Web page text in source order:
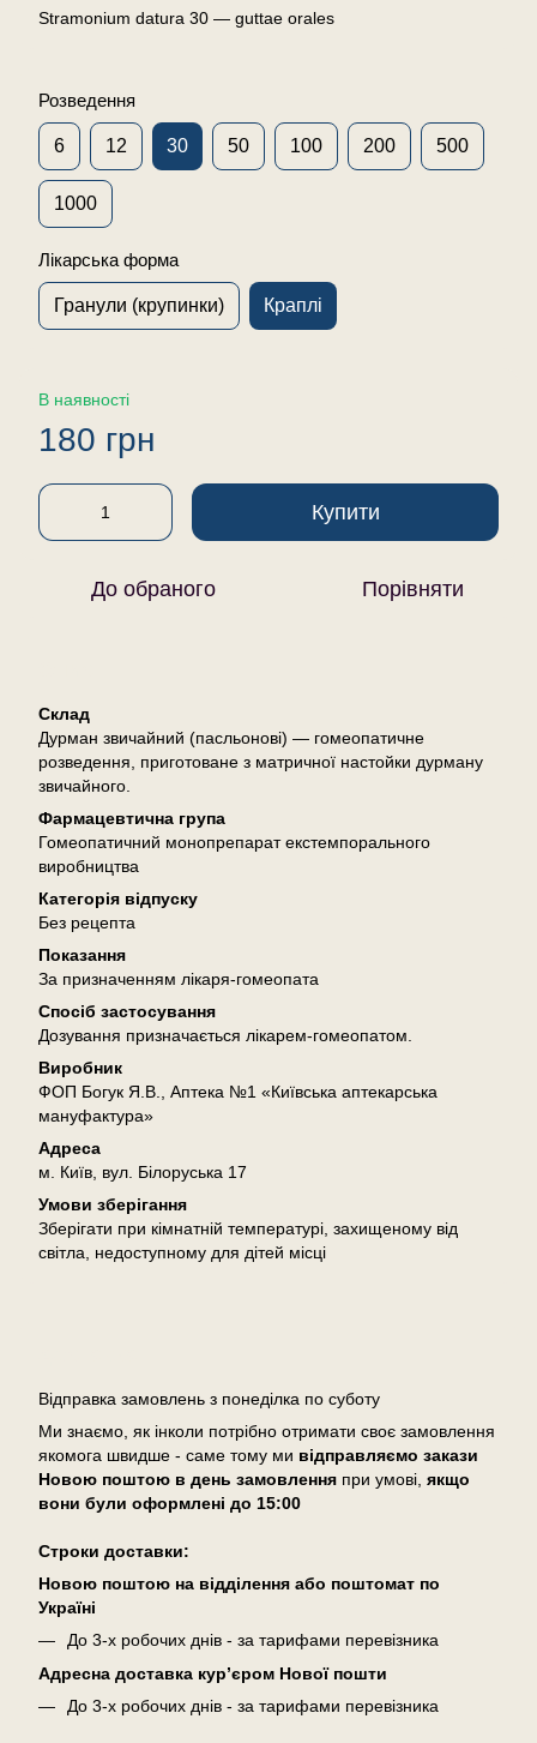
Stramonium datura 30 — guttae orales
Розведення
6 12 30 50 100 200 500
1000
Лікарська форма
Гранули (крупинки) Краплі
В наявності
180 грн
Купити
До обраного Порівняти
Склад
Дурман звичайний (пасльонові) — гомеопатичне
розведення, приготоване з матричної настойки дурману
звичайного.
Фармацевтична група
Гомеопатичний монопрепарат екстемпорального
виробництва
Категорія відпуску
Без рецепта
Показання
За призначенням лікаря-гомеопата
Спосіб застосування
Дозування призначається лікарем-гомеопатом.
Виробник
ФОП Богук Я.В., Аптека №1 «Київська аптекарська
мануфактура»
Адреса
м. Київ, вул. Білоруська 17
Умови зберігання
Зберігати при кімнатній температурі, захищеному від
світла, недоступному для дітей місці
Відправка замовлень з понеділка по суботу
Ми знаємо, як інколи потрібно отримати своє замовлення
якомога швидше - саме тому ми відправляємо закази
Новою поштою в день замовлення при умові, якщо
вони були оформлені до 15:00
Cтроки доставки:
Новою поштою на відділення або поштомат по
Україні
До 3-х робочих днів - за тарифами перевізника
Адресна доставка кур’єром Нової пошти
До 3-х робочих днів - за тарифами перевізника